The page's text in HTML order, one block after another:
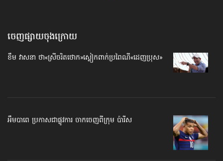
ចេញផ្សាយចុងក្រោយ
ខឹម វាសនា ថា«ស្រីចរិតថោក»​ស្លៀកពាក់ប្រពៃណី​«ដេញប្រុស»
អឹមបាពេ ប្រកាសជាផ្លូវការ ចាកចេញពីក្រុម ប៉ារីស